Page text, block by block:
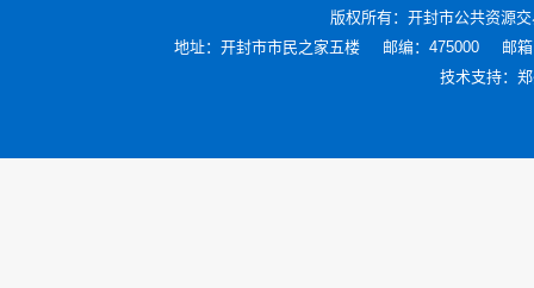
版权所有： 开封市公共资源
地址：开封市市民之家五楼
邮编：475000
邮
技术支持：